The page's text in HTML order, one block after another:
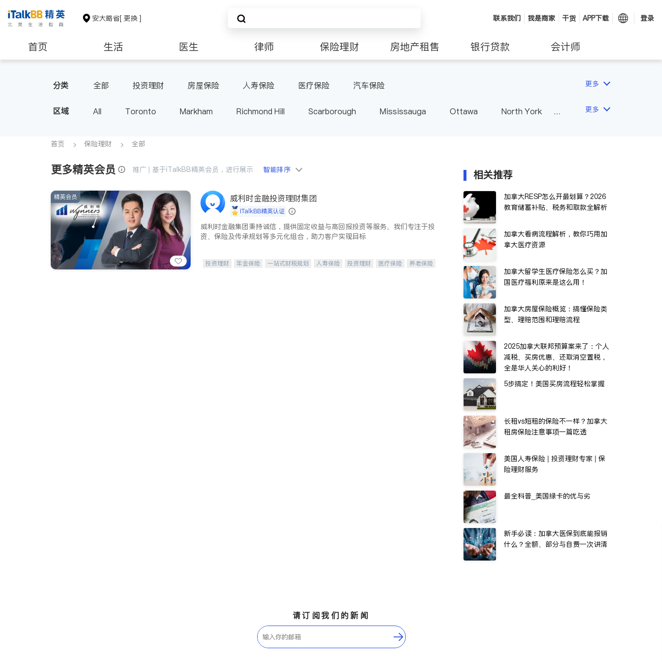
安大略省[ 更换 ] 联系我们 我是商家 干货 APP下载 登录
首页 生活 医生 律师 保险理财 房地产租售 银行贷款 会计师
分类 全部 投资理财 房屋保险 人寿保险 医疗保险 汽车保险 更多
区域 All Toronto Markham Richmond Hill Scarborough Mississauga Ottawa
North York
Aurora
Stouffville
更多
首页 保险理财 全部
更多精英会员 推广 | 基于iTalkBB精英会员，进行展示 智能排序
精英会员 威利时金融投资理财集团
iTalkBB精英认证
威利时金融集团秉持诚信，提供固定收益与高回报投资等服务。我们专注于投
资、保险及传承规划等多元化组合，助力客户实现目标
投资理财 年金保险 一站式财税规划 人寿保险 投资理财 医疗保险
养老保险
相关推荐
加拿大RESP怎么开最划算？2026
教育储蓄补贴、税务和取款全解析
加拿大看病流程解析，教你巧用加
拿大医疗资源
加拿大留学生医疗保险怎么买？加
国医疗福利原来是这么用！
加拿大房屋保险概览：搞懂保险类
型、理赔范围和理赔流程
2025加拿大联邦预算案来了：个人
减税、买房优惠、还取消空置税，
全是华人关心的利好！
5步搞定！美国买房流程轻松掌握
长租vs短租的保险不一样？加拿大
租房保险注意事项一篇吃透
美国人寿保险 | 投资理财专家 | 保
险理财服务
最全科普_美国绿卡的优与劣
新手必读：加拿大医保到底能报销
什么？全额、部分与自费一次讲清
请订阅我们的新闻